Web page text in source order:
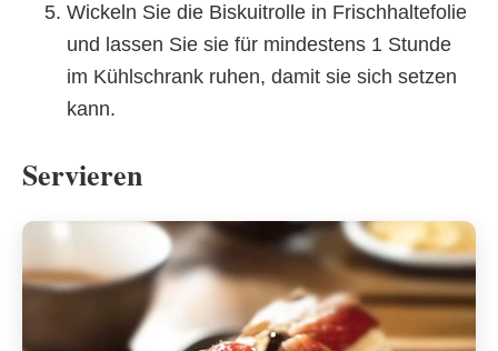
Wickeln Sie die Biskuitrolle in Frischhaltefolie
und lassen Sie sie für mindestens 1 Stunde
im Kühlschrank ruhen, damit sie sich setzen
kann.
Servieren